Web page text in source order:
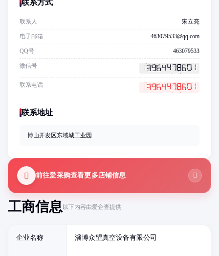
工商信息以下内容由爱企查提供
企业名称 淄博众望真空设备有限公司
联系方式
联系人 宋立亮
电子邮箱 463079533@qq.com
QQ号 463079533
微信号
联系电话
联系地址
博山开发区东域城工业园
前往爱采购查看更多店铺信息